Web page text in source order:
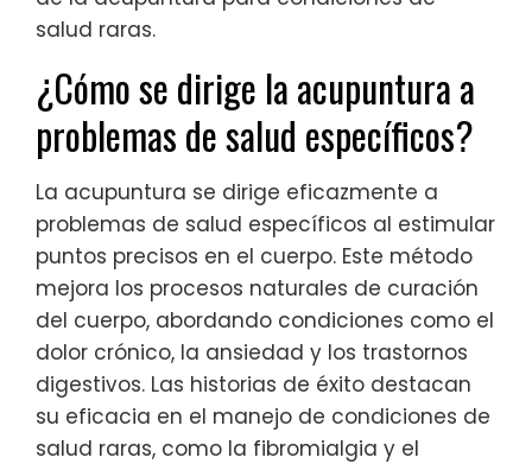
salud raras.
¿Cómo se dirige la acupuntura a
problemas de salud específicos?
La acupuntura se dirige eficazmente a
problemas de salud específicos al estimular
puntos precisos en el cuerpo. Este método
mejora los procesos naturales de curación
del cuerpo, abordando condiciones como el
dolor crónico, la ansiedad y los trastornos
digestivos. Las historias de éxito destacan
su eficacia en el manejo de condiciones de
salud raras, como la fibromialgia y el